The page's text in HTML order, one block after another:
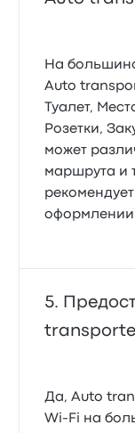
На
Auto
Туалет,
Розетки,
может
маршрута и
оформлении
Да, Auto
Wi-Fi на